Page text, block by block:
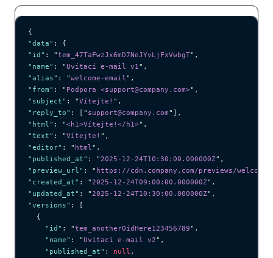
{
"data" : {
"id" : "tem_47TaFwzJx6mD7NeJYvLjFxVwbgT" ,
"name" : "Uvítací e-mail v1" ,
"alias" : "welcome-email" ,
"from" : " Podpora <support@company.com>" ,
"subject" : "Vítejte! " ,
"reply_to" : [ " support@company.com" ],
"html" : "<h1>Vítejte!</h1>" ,
"text" : "Vítejte! " ,
"editor" : " html" ,
"published_at" : "2025-12-24T10:30:00.000000Z" ,
"preview_url" : " https://cdn.company.com/previews/
"created_at" : "2025-12-24T09:00:00.000000Z" ,
"updated_at" : "2025-12-24T10:30:00.000000Z" ,
"versions" : [
  {
    "id"
: "tem_anotherOidHere123456789" ,
    "name"
: "Uvítací e-mail v2" ,
    "published_at"
: null ,